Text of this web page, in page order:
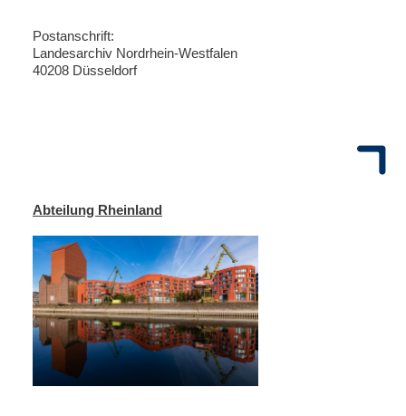
Postanschrift:
Landesarchiv Nordrhein-Westfalen
40208 Düsseldorf
Abteilung Rheinland